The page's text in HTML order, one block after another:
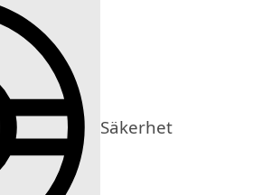
Säkerhet